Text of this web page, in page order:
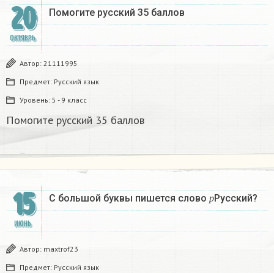
20
ОКТЯБРЬ
Помогите русский 35 баллов
Автор: 21111995
Предмет: Русский язык
Уровень: 5 - 9 класс
Помогите русский 35 баллов
15
ИЮНЬ
С большой буквы пишется слово р
рРусский?
Автор: maxtrof23
Предмет: Русский язык